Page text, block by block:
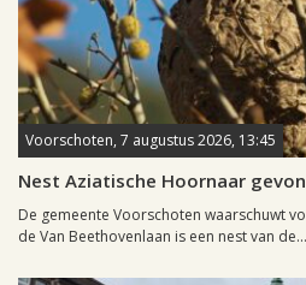
Voorschoten, 7 augustus 2026, 13:45
Nest Aziatische Hoornaar
De gemeente Voorschoten waarschuwt
de Van Beethovenlaan is een nest van de...